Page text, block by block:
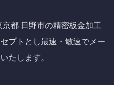
都 日野市の精密板金加工
プトとし最速・敏速でメー
たします。